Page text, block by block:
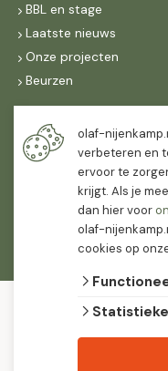
BBL en stage
Laatste nieuws
Onze projecten
Beurzen
Maandag t/m vrijdag
07:30-
16:30
12:00
algemene voorwaarden
leveranciers die leveren met
olaf-
verbeteren en
ervoor te
krijgt. Als je
dan hier voor
olaf-
cookies op